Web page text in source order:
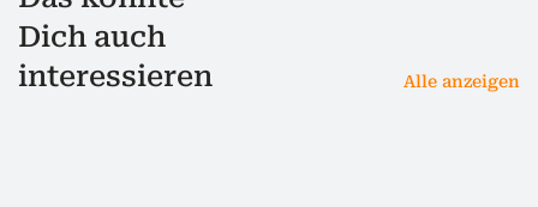
Dich auch
interessieren
Alle anzeigen